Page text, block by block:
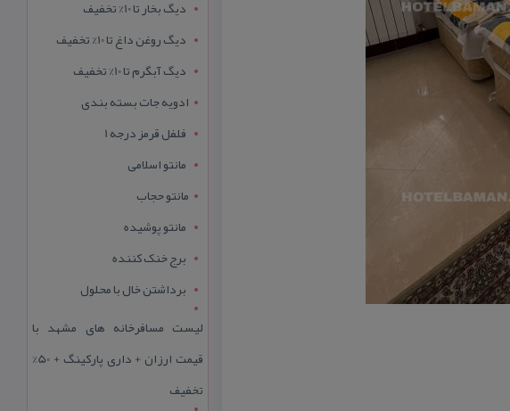
دیگ بخار تا 10% تخفیف
دیگ روغن داغ تا 10% تخفیف
دیگ آبگرم تا 10% تخفیف
ادویه جات بسته بندی
فلفل قرمز درجه 1
مانتو اسلامی
مانتو حجاب
مانتو پوشیده
برج خنک کننده
برداشتن خال با محلول
لیست مسافرخانه های مشهد با
قیمت ارزان + داری پارکینگ + 50%
تخفیف